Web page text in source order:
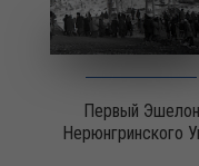
Первый Эшелон
Нерюнгринского